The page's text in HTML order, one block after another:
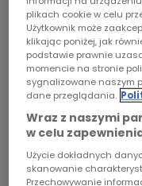
Czwórka
PR24
Poland
Kierowcy
Dzieci
"Wypłyń
MIGRACJA
Autorki
młodzieży
czuwania" przy
choroby i
Poznaniem na
plikach cookie w celu
Użytkownik może
klikając poniżej, jak
podstawie prawnie
momencie na stronie
sygnalizowane naszym
dane przeglądania.
Wraz z naszymi
w celu
Użycie dokładnych
skanowanie
Przechowywanie